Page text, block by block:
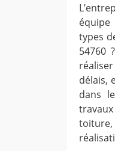
équipe
types
54760
délais,
dans
toiture,